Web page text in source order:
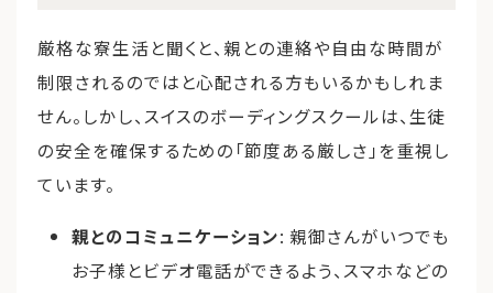
厳格な寮生活と聞くと、親との連絡や自由な時間が
制限されるのではと心配される方もいるかもしれま
せん。しかし、スイスのボーディングスクールは、生徒
の安全を確保するための「節度ある厳しさ」を重視し
ています。
親とのコミュニケーション: 親御さんがいつでも
お子様とビデオ電話ができるよう、スマホなどの